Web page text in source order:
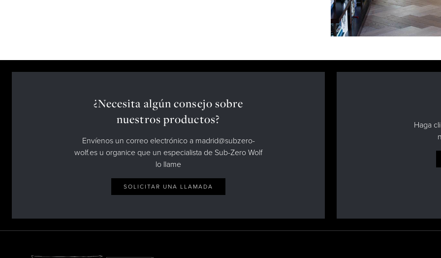
Chelsea Barracks – Fase
Las Residencias
¿Necesita algún consejo sobre
nuestros productos?
Envíenos un correo electrónico a madrid@subzero-
wolf.es u organice que un especialista de Sub-Zero Wolf
lo llame
SOLICITAR UNA LLAMADA
Haga